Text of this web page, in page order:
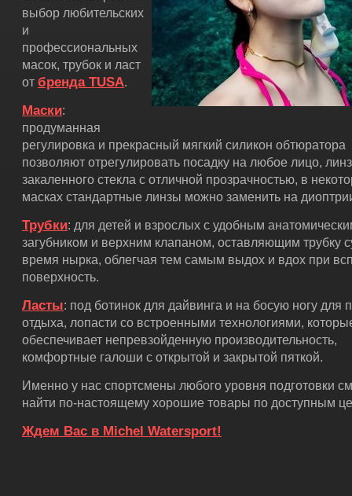
выбор любительских
и
профессиональных
масок, трубок и ласт
от бренда TUSA.
Маски:
продуманная
регулировка и прекрасный мягкий силикон обтюратора
позволяют отрегулировать посадку на любое лицо,
закаленного стекла с отличной прозрачностью, в
масках стандартные линзы можно заменить на
Трубки: для детей и взрослых с удобным
загубником и верхним клапаном, оставляющим трубку
время нырка, облегчая тем самым выдох и вдох при
поверхность.
Ласты: под ботинок для дайвинга и на босую ногу для
отдыха, лопасти со встроенными технологиями,
обеспечивает непревзойденную производительность,
комфортные галоши с открытой и закрытой пяткой.
Именно у нас спортсмены любого уровня подготовки
найти по-настоящему хорошие товары по доступным
Ждем Вас в Michel Watersport!